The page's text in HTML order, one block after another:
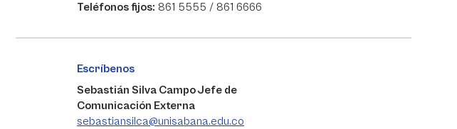
Teléfonos fijos: 861 5555 / 861 6666
Escríbenos
Sebastián Silva Campo Jefe de
Comunicación Externa
sebastiansilca@unisabana.edu.co